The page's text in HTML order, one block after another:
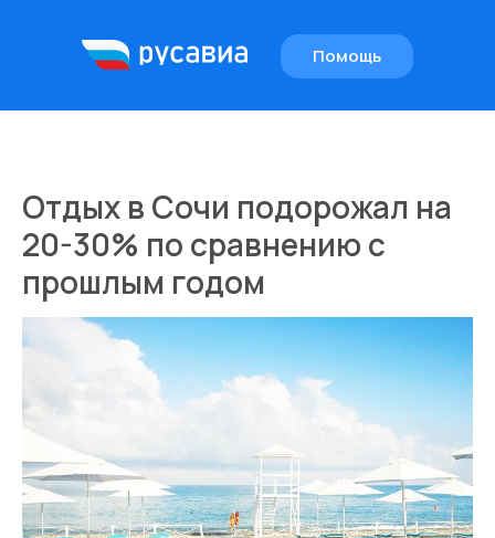
Помощь
Отдых в Сочи подорожал на
20-30% по сравнению с
прошлым годом